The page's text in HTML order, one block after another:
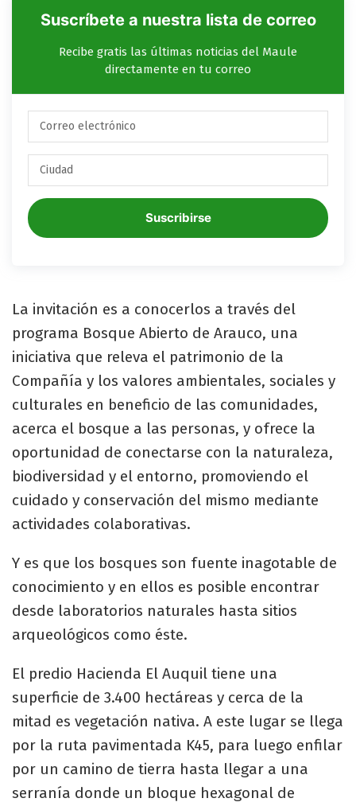
Suscríbete a nuestra lista de correo
Recibe gratis las últimas noticias del Maule
directamente en tu correo
Suscribirse
La invitación es a conocerlos a través del
programa Bosque Abierto de Arauco, una
iniciativa que releva el patrimonio de la
Compañía y los valores ambientales, sociales y
culturales en beneficio de las comunidades,
acerca el bosque a las personas, y ofrece la
oportunidad de conectarse con la naturaleza,
biodiversidad y el entorno, promoviendo el
cuidado y conservación del mismo mediante
actividades colaborativas.
Y es que los bosques son fuente inagotable de
conocimiento y en ellos es posible encontrar
desde laboratorios naturales hasta sitios
arqueológicos como éste.
El predio Hacienda El Auquil tiene una
superficie de 3.400 hectáreas y cerca de la
mitad es vegetación nativa. A este lugar se llega
por la ruta pavimentada K45, para luego enfilar
por un camino de tierra hasta llegar a una
serranía donde un bloque hexagonal de